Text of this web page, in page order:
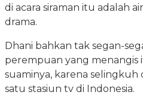
di acara siraman itu adalah
drama.
Dhani bahkan tak segan-
perempuan yang menangis
suaminya, karena selingkuh
satu stasiun tv di Indonesia.